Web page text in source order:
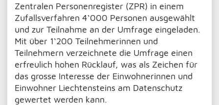
Zentralen Personenregister (ZPR) in einem
Zufallsverfahren 4‘000 Personen ausgewählt
und zur Teilnahme an der Umfrage eingeladen.
Mit über 1‘200 Teilnehmerinnen und
Teilnehmern verzeichnete die Umfrage einen
erfreulich hohen Rücklauf, was als Zeichen für
das grosse Interesse der Einwohnerinnen und
Einwohner Liechtensteins am Datenschutz
gewertet werden kann.